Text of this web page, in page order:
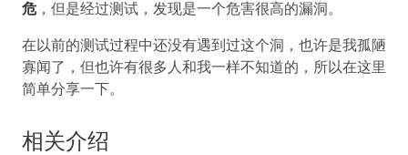
危，但是经过测试，发现是一个危害很高的漏洞。
在以前的测试过程中还没有遇到过这个洞，也许是我孤陋
寡闻了，但也许有很多人和我一样不知道的，所以在这里
简单分享一下。
相关介绍